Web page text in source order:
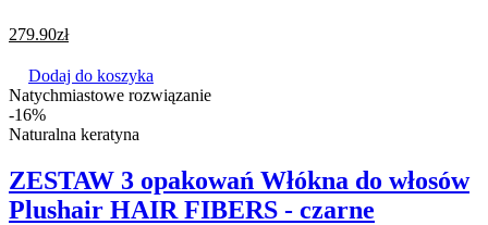
279.90zł
Dodaj do koszyka
Natychmiastowe rozwiązanie
-16%
Naturalna keratyna
ZESTAW 3 opakowań Włókna do włosów
Plushair HAIR FIBERS - czarne